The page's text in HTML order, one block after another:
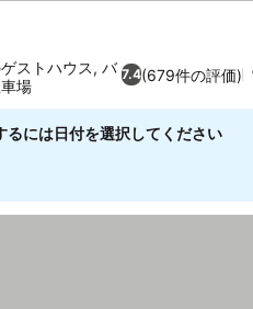
7.4(679件の評価)
ストハウス, バ
場
るには日付を選択してください